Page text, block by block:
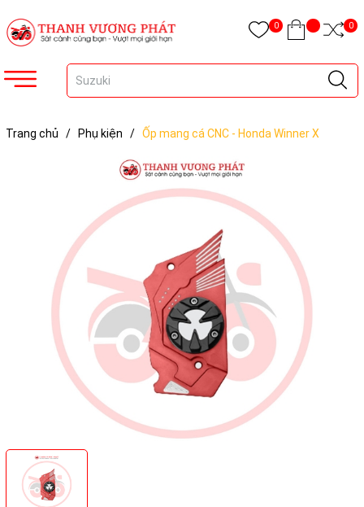
0 0
Trang chủ / Phụ kiện / Ốp mang cá CNC - Honda Winner X